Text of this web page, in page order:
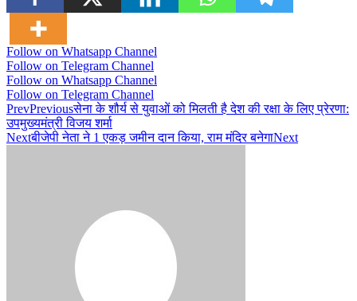
Follow on Whatsapp Channel
Follow on Telegram Channel
Follow on Whatsapp Channel
Follow on Telegram Channel
PrevPreviousसेना के शौर्य से युवाओं को मिलती है देश की रक्षा के लिए प्रेरणा:
उपमुख्यमंत्री विजय शर्मा
Nextबीजेपी नेता ने 1 एकड़ जमीन दान किया, राम मंदिर बनेगाNext